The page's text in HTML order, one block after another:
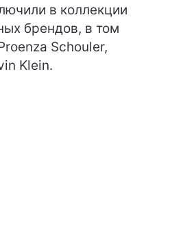
в коллекции
брендов, в том
Schouler,
Klein.